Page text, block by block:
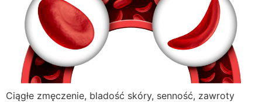
Ciągłe zmęczenie, bladość skóry, senność, zawroty